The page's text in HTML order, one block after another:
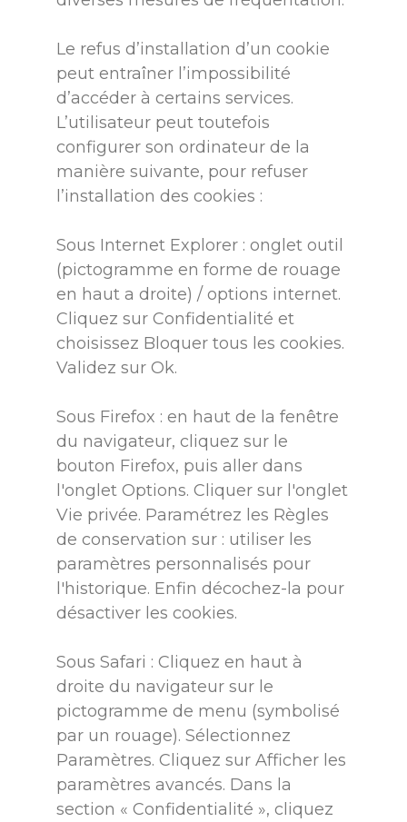
Le refus d’installation d’un cookie
peut entraîner l’impossibilité
d’accéder à certains services.
L’utilisateur peut toutefois
configurer son ordinateur de la
manière suivante, pour refuser
l’installation des cookies :
Sous Internet Explorer : onglet outil
(pictogramme en forme de rouage
en haut a droite) / options internet.
Cliquez sur Confidentialité et
choisissez Bloquer tous les cookies.
Validez sur Ok.
Sous Firefox : en haut de la fenêtre
du navigateur, cliquez sur le
bouton Firefox, puis aller dans
l'onglet Options. Cliquer sur l'onglet
Vie privée. Paramétrez les Règles
de conservation sur : utiliser les
paramètres personnalisés pour
l'historique. Enfin décochez-la pour
désactiver les cookies.
Sous Safari : Cliquez en haut à
droite du navigateur sur le
pictogramme de menu (symbolisé
par un rouage). Sélectionnez
Paramètres. Cliquez sur Afficher les
paramètres avancés. Dans la
section « Confidentialité », cliquez